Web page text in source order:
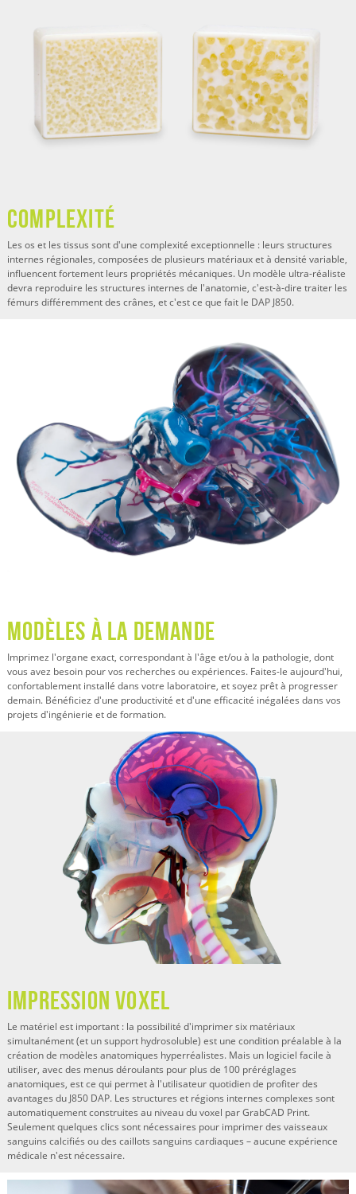
COMPLEXITÉ
Les os et les tissus sont d'une complexité exceptionnelle : leurs structures
internes régionales, composées de plusieurs matériaux et à densité variable,
influencent fortement leurs propriétés mécaniques. Un modèle ultra-réaliste
devra reproduire les structures internes de l'anatomie, c'est-à-dire traiter les
fémurs différemment des crânes, et c'est ce que fait le DAP J850.
MODÈLES À LA DEMANDE
Imprimez l'organe exact, correspondant à l'âge et/ou à la pathologie, dont
vous avez besoin pour vos recherches ou expériences. Faites-le aujourd'hui,
confortablement installé dans votre laboratoire, et soyez prêt à progresser
demain. Bénéficiez d'une productivité et d'une efficacité inégalées dans vos
projets d'ingénierie et de formation.
Impression voxel
Le matériel est important : la possibilité d'imprimer six matériaux
simultanément (et un support hydrosoluble) est une condition préalable à la
création de modèles anatomiques hyperréalistes. Mais un logiciel facile à
utiliser, avec des menus déroulants pour plus de 100 préréglages
anatomiques, est ce qui permet à l'utilisateur quotidien de profiter des
avantages du J850 DAP. Les structures et régions internes complexes sont
automatiquement construites au niveau du voxel par GrabCAD Print.
Seulement quelques clics sont nécessaires pour imprimer des vaisseaux
sanguins calcifiés ou des caillots sanguins cardiaques – aucune expérience
médicale n'est nécessaire.